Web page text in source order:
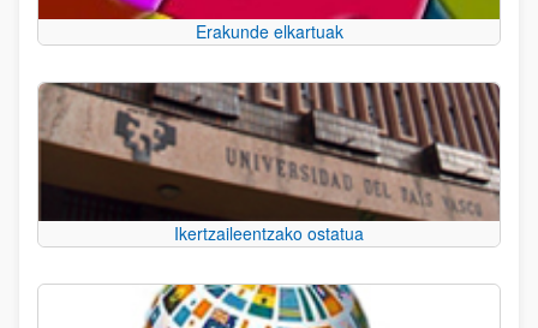
Erakunde elkartuak
Ikertzaileentzako ostatua